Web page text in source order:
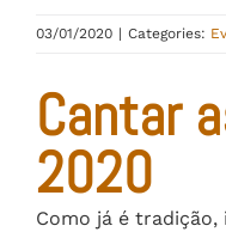
03/01/2020 | Categories:
Cantar
2020
Como já é tradição,